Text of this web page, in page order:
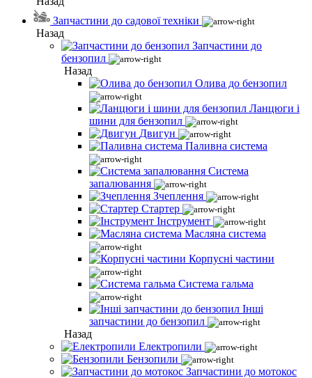
Запчастини до садової техніки
Назад
Запчастини до
бензопил
Назад
Олива до бензопил
Ланцюги і
шини для бензопил
Двигун
Паливна система
Система
запалювання
Зчеплення
Стартер
Інструмент
Масляна система
Корпусні частини
Система гальма
Інші
запчастини до бензопил
Назад
Електропили
Бензопили
Запчастини до мотокос